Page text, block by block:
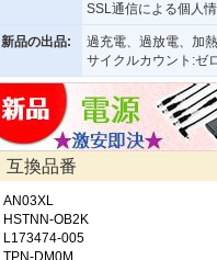
SSL通信による個人
新品の出品:
過充電、過放電、加
サイクルカウント:ゼ
互換品番
AN03XL
HSTNN-OB2K
L173474-005